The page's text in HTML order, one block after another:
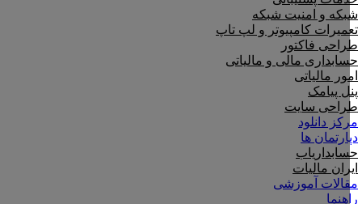
شبکه و امنیت شبکه
تعمیرات کامپیوتر و لپ تاپ
طراحی فاکتور
حسابداری مالی و مالیاتی
امور مالیاتی
پنل پیامک
طراحی سایت
مرکز دانلود
دپارتمان ها
حسابداریاب
ایران مالیات
مقالات آموزشی
راهنما